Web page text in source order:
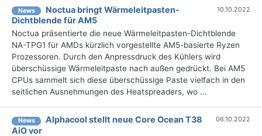
News
Noctua bringt Wärmeleitpasten-
Dichtblende für AM5
10.10.2022
Noctua präsentierte die neue Wärmeleitpasten-Dichtblende
NA-TPG1 für AMDs kürzlich vorgestellte AM5-basierte Ryzen
Prozessoren. Durch den Anpressdruck des Kühlers wird
überschüssige Wärmeleitpaste nach außen gedrückt. Bei AM5
CPUs sammelt sich diese überschüssige Paste vielfach in den
seitlichen Ausnehmungen des Heatspreaders, wo ...
News
Alphacool stellt neue Core Ocean T38
AiO vor
06.10.2022